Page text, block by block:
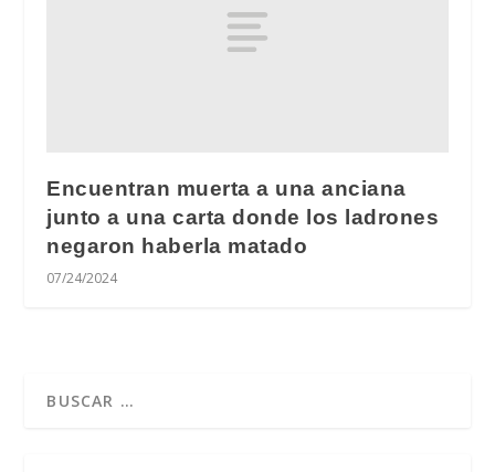
Encuentran muerta a una anciana
junto a una carta donde los ladrones
negaron haberla matado
07/24/2024